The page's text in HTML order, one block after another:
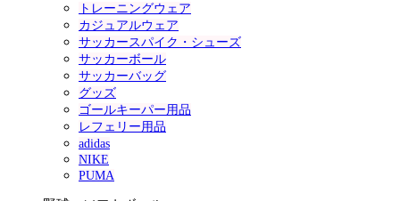
トレーニングウェア
カジュアルウェア
サッカースパイク・シューズ
サッカーボール
サッカーバッグ
グッズ
ゴールキーパー用品
レフェリー用品
adidas
NIKE
PUMA